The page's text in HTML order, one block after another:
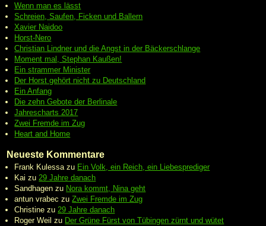
Wenn man es lässt
Schreien, Saufen, Ficken und Ballern
Xavier Naidoo
Horst-Nero
Christian Lindner und die Angst in der Bäckerschlange
Moment mal, Stephan Kaußen!
Ein strammer Minister
Der Horst gehört nicht zu Deutschland
Ein Anfang
Die zehn Gebote der Berlinale
Jahrescharts 2017
Zwei Fremde im Zug
Heart and Home
Neueste Kommentare
Frank Kulessazu Ein Volk, ein Reich, ein Liebesprediger
Kai zu29 Jahre danach
Sandhagen zu Nora kommt, Nina geht
antun vrabec zuZwei Fremde im Zug
Christine zu29 Jahre danach
Roger Weil zu Der Grüne Fürst von Tübingen zürnt und wütet